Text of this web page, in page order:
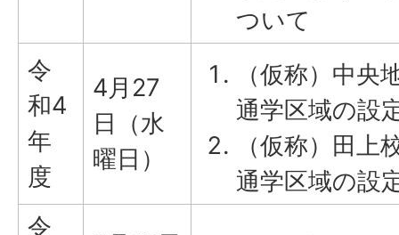
ついて
令
和4
年
度
4月27
日（水
曜日）
（仮称）中央
通学区域の設
（仮称）田上
通学区域の設
令